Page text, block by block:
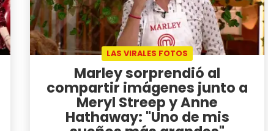
LAS VIRALES FOTOS
Marley sorprendió al
compartir imágenes junto a
Meryl Streep y Anne
Hathaway: "Uno de mis